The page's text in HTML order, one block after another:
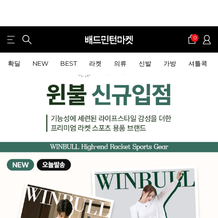
0
확딜 NEW BEST 라켓 의류 신발 가방 셔틀콕